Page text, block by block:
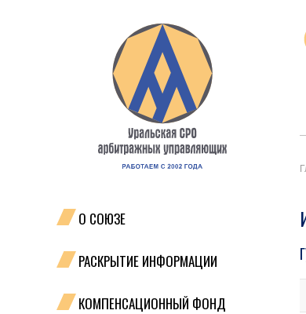
О СОЮЗЕ
РАСКРЫТИЕ ИНФОРМАЦИИ
КОМПЕНСАЦИОННЫЙ ФОНД